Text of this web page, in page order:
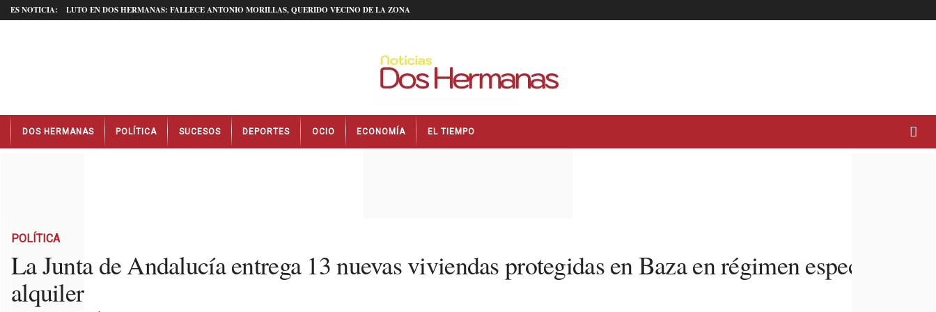
ES NOTICIA: LUTO EN DOS HERMANAS: FALLECE ANTONIO MORILLAS, QUERIDO VECINO DE LA ZONA
t
DOS HERMANAS POLÍTICA SUCESOS DEPORTES OCIO ECONOMÍA EL TIEMPO
POLÍTICA
La Junta de Andalucía entrega 13 nuevas viviendas protegidas en Baza en régimen especial de
alquiler